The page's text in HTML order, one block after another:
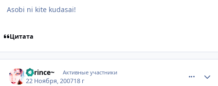
Аsobi ni kite kudasai!
Цитата
~Prince~ Активные участники
22 Ноября, 200718 г